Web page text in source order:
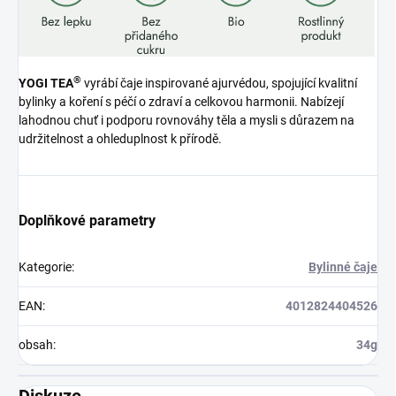
YOGI TEA® vyrábí čaje inspirované ajurvédou, spojující kvalitní
bylinky a koření s péčí o zdraví a celkovou harmonii. Nabízejí
lahodnou chuť i podporu rovnováhy těla a mysli s důrazem na
udržitelnost a ohleduplnost k přírodě.
Doplňkové parametry
Kategorie: Bylinné čaje
EAN: 4012824404526
obsah: 34g